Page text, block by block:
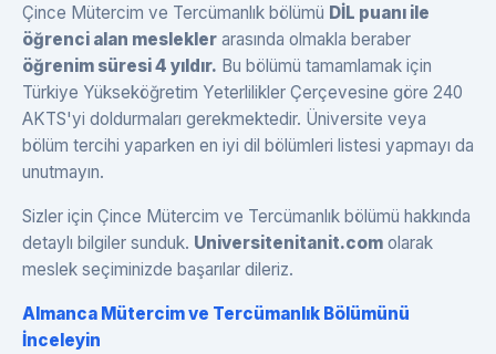
Çince Mütercim ve Tercümanlık bölümü DİL puanı ile
öğrenci alan meslekler arasında olmakla beraber
öğrenim süresi 4 yıldır. Bu bölümü tamamlamak için
Türkiye Yükseköğretim Yeterlilikler Çerçevesine göre 240
AKTS'yi doldurmaları gerekmektedir. Üniversite veya
bölüm tercihi yaparken en iyi dil bölümleri listesi yapmayı da
unutmayın.
Sizler için Çince Mütercim ve Tercümanlık bölümü hakkında
detaylı bilgiler sunduk. Universitenitanit.com olarak
meslek seçiminizde başarılar dileriz.
Almanca Mütercim ve Tercümanlık Bölümünü
İnceleyin